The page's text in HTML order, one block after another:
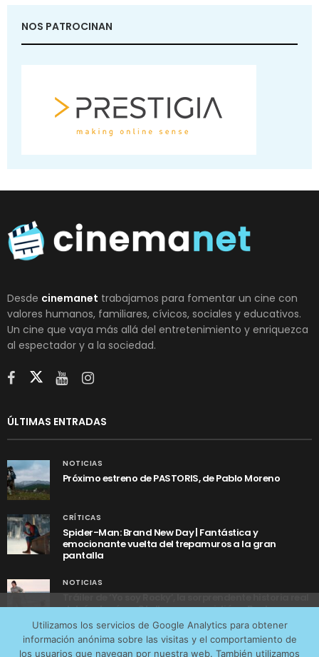
NOS PATROCINAN
Desde cinemanet trabajamos para fomentar un cine con
valores humanos, familiares, cívicos, sociales y educativos.
Un cine que vaya más allá del entretenimiento y enriquezca
al espectador y a la sociedad.
ÚLTIMAS ENTRADAS
NOTICIAS
Próximo estreno de PASTORIS, de Pablo Moreno
CRÍTICAS
Spider-Man: Brand New Day | Fantástica y
emocionante vuelta del trepamuros a la gran
pantalla
NOTICIAS
Tráiler de ‘Yo soy Rocky’, la sorprendente historia real
detrás de cómo Stallone se convirtió en Rocky
Utilizamos los servicios de Google Analytics para obtener
información anónima sobre las visitas y el comportamiento de
los usuarios que navegan por nuestra web. También utilizamos
tráfico web que recibimos y conocer los servicios que
más os interesan. Puede cambiar las preferencias y